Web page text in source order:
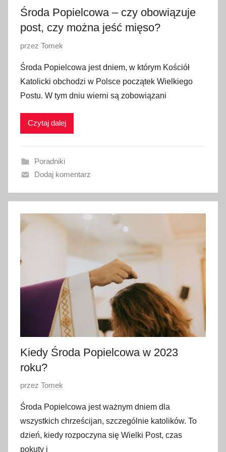
2
Środa Popielcowa – czy obowiązuje
post, czy można jeść mięso?
O
u
b
l
i
a
n
1
0
t
e
3
przez Tomek
Środa Popielcowa jest dniem, w którym Kościół
Katolicki obchodzi w Polsce początek Wielkiego
Postu. W tym dniu wierni są zobowiązani
Czytaj dalej
Poradniki
Dodaj komentarz
Kiedy Środa Popielcowa w 2023
roku?
O
u
b
l
przez Tomek
Środa Popielcowa jest ważnym dniem dla
wszystkich chrześcijan, szczególnie katolików. To
dzień, kiedy rozpoczyna się Wielki Post, czas
pokuty i